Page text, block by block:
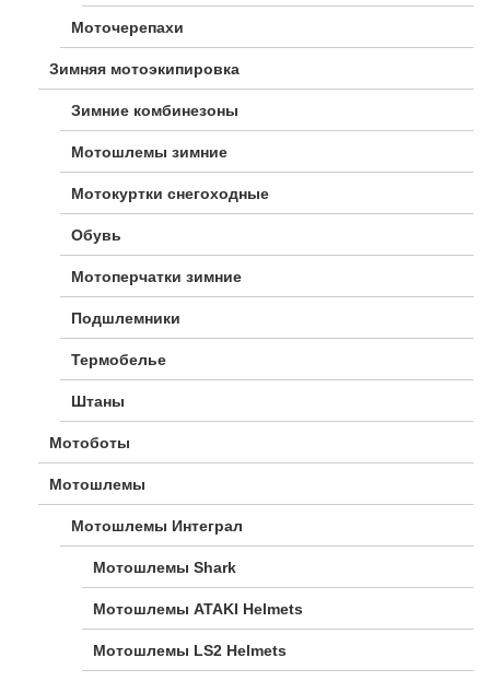
Моточерепахи
Зимняя мотоэкипировка
Зимние комбинезоны
Мотошлемы зимние
Мотокуртки снегоходные
Обувь
Мотоперчатки зимние
Подшлемники
Термобелье
Штаны
Мотоботы
Мотошлемы
Мотошлемы Интеграл
Мотошлемы Shark
Мотошлемы ATAKI Helmets
Мотошлемы LS2 Helmets